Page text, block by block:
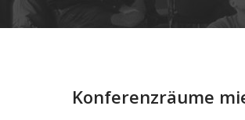
Konferenzräume